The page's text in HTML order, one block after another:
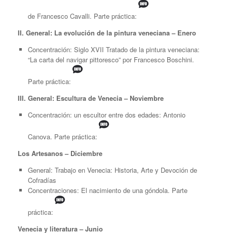
de Francesco Cavalli. Parte práctica:
II. General: La evolución de la pintura veneciana – Enero
Concentración: Siglo XVII Tratado de la pintura veneciana:
“La carta del navigar pittoresco” por Francesco Boschini.
Parte práctica:
III. General: Escultura de Venecia – Noviembre
Concentración: un escultor entre dos edades: Antonio
Canova. Parte práctica:
Los Artesanos – Diciembre
General: Trabajo en Venecia: Historia, Arte y Devoción de
Cofradías
Concentraciones: El nacimiento de una góndola. Parte
práctica:
Venecia y literatura – Junio